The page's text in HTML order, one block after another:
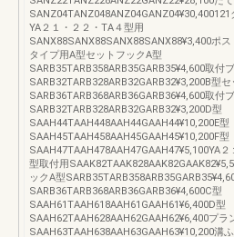
SANZ04TANZ048ANZ04GANZ04¥30,400121
YA２１・２２・TA４型用
SANX88SANX88SANX88SANX88¥3,400ポ
タイプ用A型セットフックA型
SARB35TARB358ARB35GARB35¥4,600取付
SARB32TARB328ARB32GARB32¥3,200B型
SARB36TARB368ARB36GARB36¥4,600取付
SARB32TARB328ARB32GARB32¥3,200D型
SAAH44TAAH448AAH44GAAH44¥10,200E型
SAAH45TAAH458AAH45GAAH45¥10,200F型
SAAH47TAAH478AAH47GAAH47¥5,100YA
型取付用
ックA型
SARB36TARB368ARB36GARB36¥4,600C型
SAAH61TAAH618AAH61GAAH61¥6,400D型
SAAH62TAAH628AAH62GAAH62¥6,400プラ
SAAH63TAAH638AAH63GAAH63¥10,200溝